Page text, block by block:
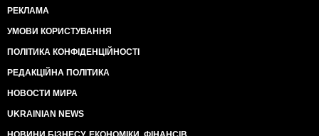
РЕКЛАМА
УМОВИ КОРИСТУВАННЯ
ПОЛІТИКА КОНФІДЕНЦІЙНОСТІ
РЕДАКЦІЙНА ПОЛІТИКА
НОВОСТИ МИРА
UKRAINIAN NEWS